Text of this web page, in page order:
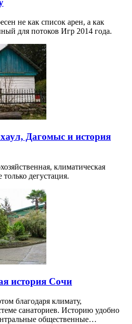
не как список арен, а как
для потоков Игр 2014 года.
Дагомыс и история
климатическая
только дегустация.
история Сочи
благодаря климату,
санаториев. Историю удобно
общественные…